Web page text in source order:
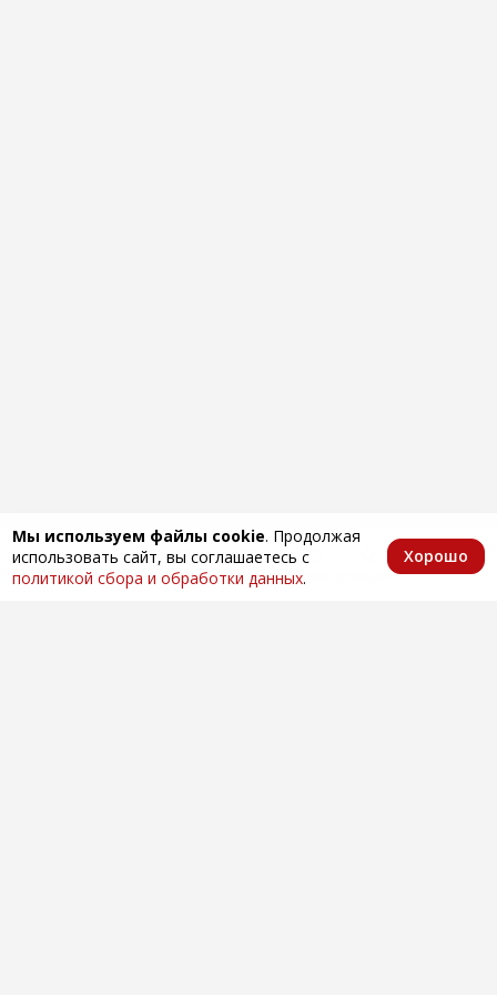
Мы используем файлы cookie. Продолжая
использовать сайт, вы соглашаетесь с
политикой сбора и обработки данных.
Хорошо
Главная КаталогИзбранноеКорзина Аккаунт